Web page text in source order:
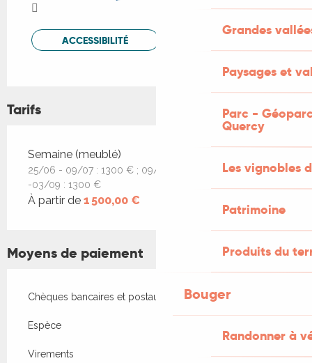
Grandes
Paysages et
Parc -
Quercy
Les vignobles
Patrimoine
Produits du
Bouger
Randonner à
ACCESSIBILITÉ
Tarifs
Tarifs 2026
Semaine (meublé)
25/06 - 09/07 : 1300 € ; 09/07 - 20/08 :1500 € ; 20/08
-03/09 : 1300 €
À partir de 1 500,00 €
Moyens de paiement
Chèques bancaires et postaux
Espèce
Virements